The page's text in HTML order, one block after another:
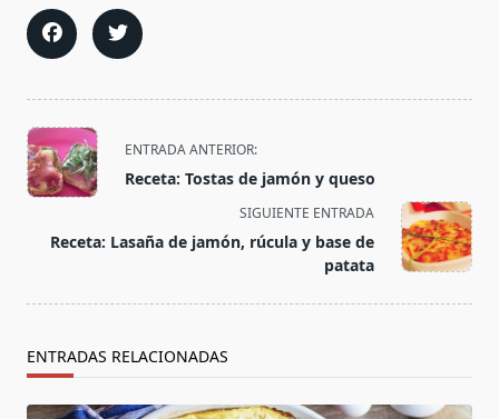
<span
class="nav-
subtitle
reader-
ENTRADA ANTERIOR:
Receta: Tostas de jamón y queso
SIGUIENTE ENTRADA
Receta: Lasaña de jamón, rúcula y base de
patata
ENTRADAS RELACIONADAS